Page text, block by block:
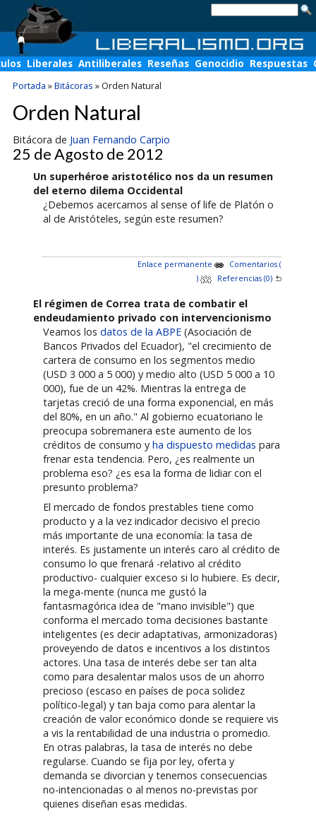
Liberales Antiliberales Reseñas Genocidio Respuestas
Portada »Bitácoras »Orden Natural
Orden Natural
Bitácora de Juan Fernando Carpio
25 de Agosto de 2012
Un superhéroe aristotélico nos da un resumen
del eterno dilema Occidental
¿Debemos acercarnos al sense of life de Platón o
al de Aristóteles, según este resumen?
Enlace permanente
Comentarios (
)
Referencias (0)
El régimen de Correa trata de combatir el
endeudamiento privado con intervencionismo
Veamos losdatos de la ABPE (Asociación de
Bancos Privados del Ecuador), "el crecimiento de
cartera de consumo en los segmentos medio
(USD 3 000 a 5 000) y medio alto (USD 5 000 a 10
000), fue de un 42%. Mientras la entrega de
tarjetas creció de una forma exponencial, en más
del 80%, en un año." Al gobierno ecuatoriano le
preocupa sobremanera este aumento de los
créditos de consumo yha dispuesto medidas para
frenar esta tendencia. Pero, ¿es realmente un
problema eso? ¿es esa la forma de lidiar con el
presunto problema?
El mercado de fondos prestables tiene como
producto y a la vez indicador decisivo el precio
más importante de una economía: la tasa de
interés. Es justamente un interés caro al crédito de
consumo lo que frenará -relativo al crédito
productivo- cualquier exceso si lo hubiere. Es decir,
la mega-mente (nunca me gustó la
fantasmagórica idea de "mano invisible") que
conforma el mercado toma decisiones bastante
inteligentes (es decir adaptativas, armonizadoras)
proveyendo de datos e incentivos a los distintos
actores. Una tasa de interés debe ser tan alta
como para desalentar malos usos de un ahorro
precioso (escaso en países de poca solidez
político-legal) y tan baja como para alentar la
creación de valor económico donde se requiere vis
a vis la rentabilidad de una industria o promedio.
En otras palabras, la tasa de interés no debe
regularse. Cuando se fija por ley, oferta y
demanda se divorcian y tenemos consecuencias
no-intencionadas o al menos no-previstas por
quienes diseñan esas medidas.